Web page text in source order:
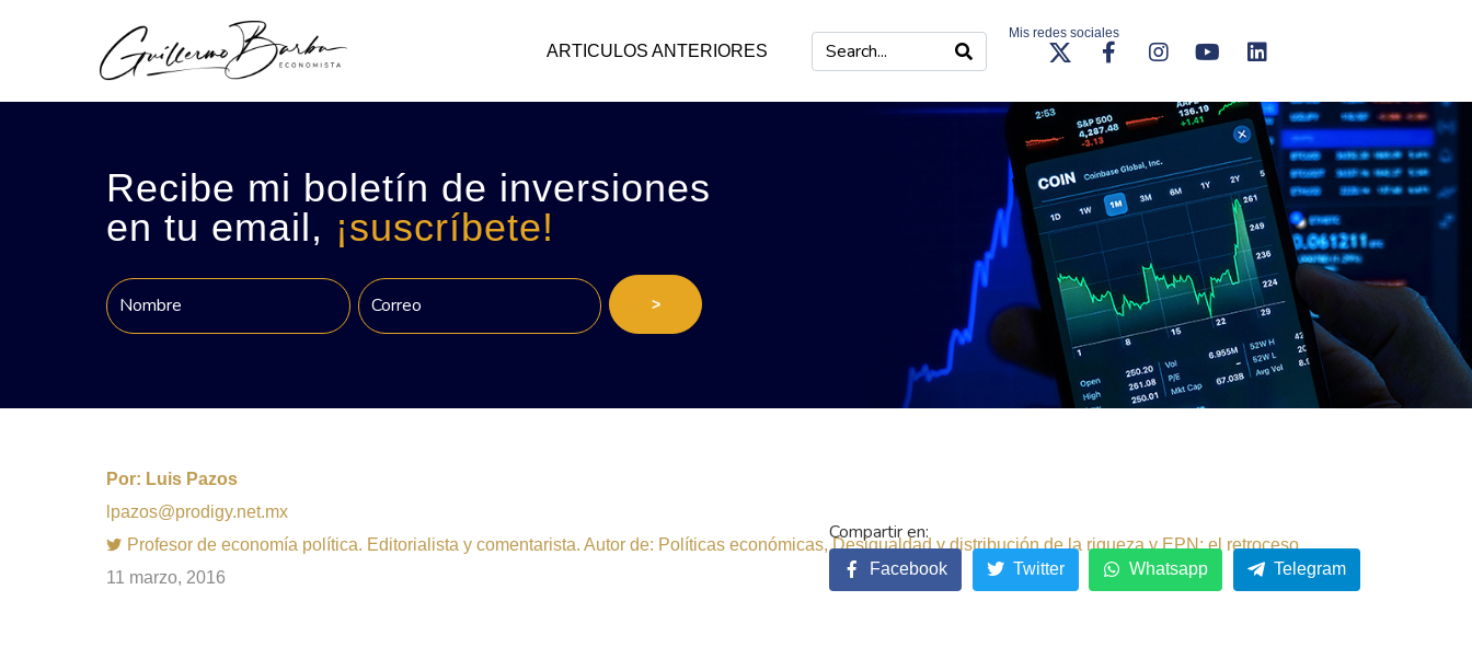
ARTICULOS ANTERIORES
Mis redes sociales
Recibe mi boletín de inversiones
en tu email, ¡suscríbete!
>
Por: Luis Pazos
lpazos@prodigy.net.mx
Profesor de economía política. Editorialista y comentarista. Autor de: Políticas económicas, Desigualdad y distribución de la riqueza y EPN: el retroceso.
11 marzo, 2016
Facebook Twitter Whatsapp Telegram